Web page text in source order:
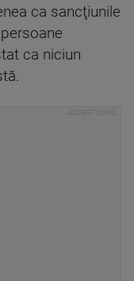
ca sancţiunile
ca niciun